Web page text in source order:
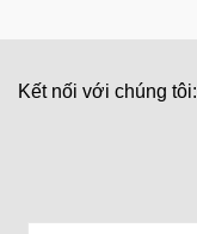
Kết nối với chúng tôi: